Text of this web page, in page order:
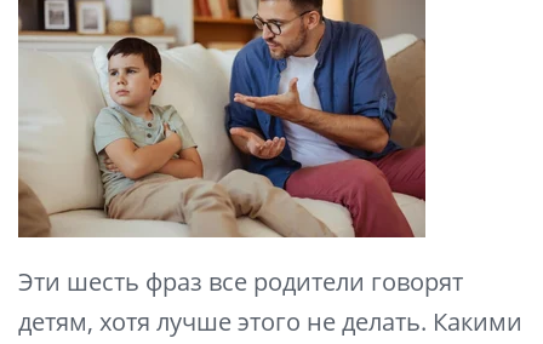
Эти шесть фраз все родители говорят
детям, хотя лучше этого не делать. Какими